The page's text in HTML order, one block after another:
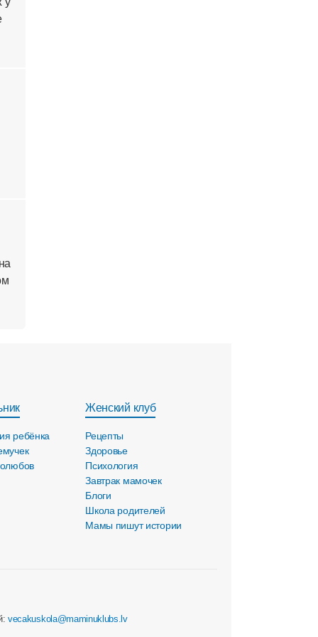
ребёнка
Женский клуб
Рецепты
Здоровье
Психология
Завтрак мамочек
Блоги
Школа родителей
Мамы пишут истории
vecakuskola@maminuklubs.lv